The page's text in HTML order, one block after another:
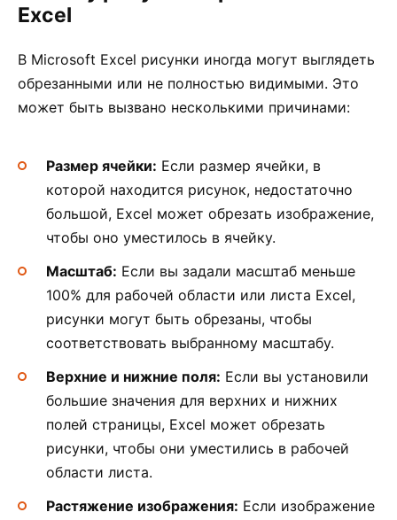
Excel
В Microsoft Excel рисунки иногда могут выглядеть
обрезанными или не полностью видимыми. Это
может быть вызвано несколькими причинами:
Размер ячейки: Если размер ячейки, в
которой находится рисунок, недостаточно
большой, Excel может обрезать изображение,
чтобы оно уместилось в ячейку.
Масштаб: Если вы задали масштаб меньше
100% для рабочей области или листа Excel,
рисунки могут быть обрезаны, чтобы
соответствовать выбранному масштабу.
Верхние и нижние поля: Если вы установили
большие значения для верхних и нижних
полей страницы, Excel может обрезать
рисунки, чтобы они уместились в рабочей
области листа.
Растяжение изображения: Если изображение